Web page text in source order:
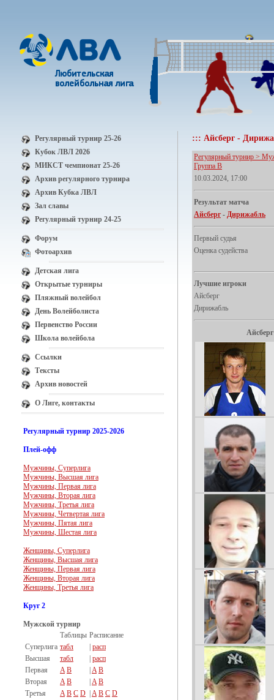
Регулярный турнир 25-26
Кубок ЛВЛ 2026
МИКСТ чемпионат 25-26
Архив регулярного турнира
Архив Кубка ЛВЛ
Зал славы
Регулярный турнир 24-25
Форум
Фотоархив
Детская лига
Открытые турниры
Пляжный волейбол
День Волейболиста
Первенство России
Школа волейбола
Ссылки
Тексты
Архив новостей
О Лиге, контакты
Регулярный турнир 2025-2026
Плей-офф
Мужчины, Суперлига
Мужчины, Высшая лига
Мужчины, Первая лига
Мужчины, Вторая лига
Мужчины, Третья лига
Мужчины, Четвертая лига
Мужчины, Пятая лига
Мужчины, Шестая лига
Женщины, Суперлига
Женщины, Высшая лига
Женщины, Первая лига
Женщины, Вторая лига
Женщины, Третья лига
Круг 2
Мужской турнир
Таблицы Расписание
Суперлига табл
расп
Высшая
табл
расп
Первая
A B A B
Вторая
A B A B
Третья
A B C D A B C D
::: Айсберг -
Регулярный турнир >
Группа В
10.03.2024, 17:00
Результат матча
Айсберг- Дирижабль
Первый судья
Оценка судейства
Лучшие игроки
Айсберг
Дирижабль
Айсберг